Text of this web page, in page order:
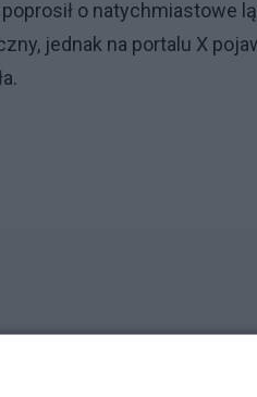
o natychmiastowe
jednak na portalu X